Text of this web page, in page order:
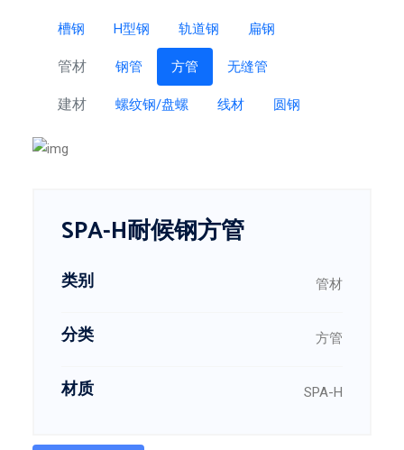
槽钢 H型钢 轨道钢 扁钢
管材 钢管 方管 无缝管
建材 螺纹钢/盘螺 线材 圆钢
SPA-H耐候钢方管
类别 管材
分类 方管
材质 SPA-H